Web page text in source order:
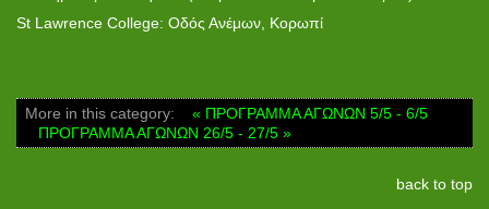
St Lawrence College: Οδός Ανέμων, Κορωπί
More in this category:
« ΠΡΟΓΡΑΜΜΑ ΑΓΩΝΩΝ 5/5 - 6/5
ΠΡΟΓΡΑΜΜΑ ΑΓΩΝΩΝ 26/5 - 27/5 »
back to top